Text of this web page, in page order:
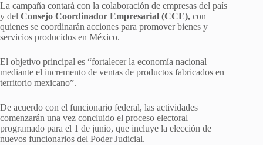
La campaña contará con la colaboración de empresas del país
y del Consejo Coordinador Empresarial (CCE), con
quienes se coordinarán acciones para promover bienes y
servicios producidos en México.
El objetivo principal es “fortalecer la economía nacional
mediante el incremento de ventas de productos fabricados en
territorio mexicano”.
De acuerdo con el funcionario federal, las actividades
comenzarán una vez concluido el proceso electoral
programado para el 1 de junio, que incluye la elección de
nuevos funcionarios del Poder Judicial.